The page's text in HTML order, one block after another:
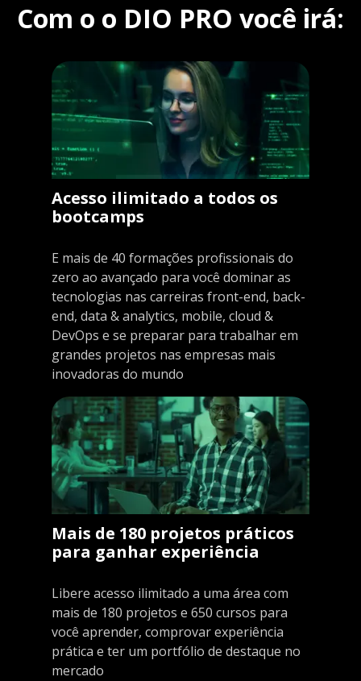
Com o o DIO PRO você irá:
Acesso ilimitado a todos os
bootcamps
E mais de 40 formações profissionais do
zero ao avançado para você dominar as
tecnologias nas carreiras front-end, back-
end, data & analytics, mobile, cloud &
DevOps e se preparar para trabalhar em
grandes projetos nas empresas mais
inovadoras do mundo
Mais de 180 projetos práticos
para ganhar experiência
Libere acesso ilimitado a uma área com
mais de 180 projetos e 650 cursos para
você aprender, comprovar experiência
prática e ter um portfólio de destaque no
mercado